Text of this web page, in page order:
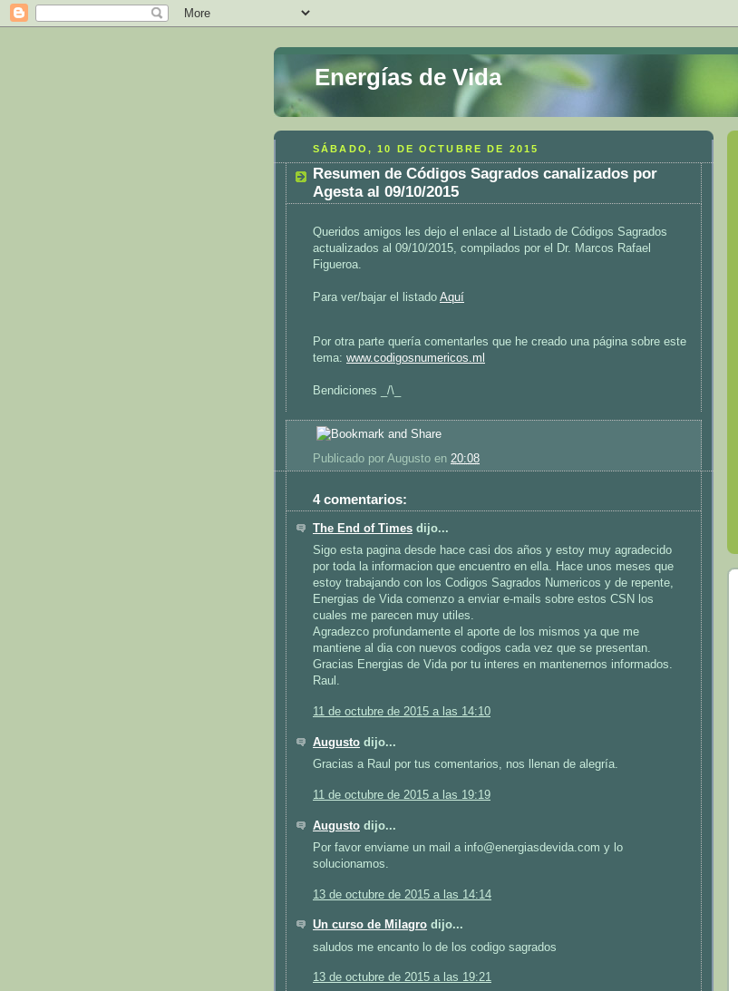
Energías de Vida
SÁBADO, 10 DE OCTUBRE DE 2015
Resumen de Códigos Sagrados canalizados por
Agesta al 09/10/2015
Queridos amigos les dejo el enlace al Listado de Códigos Sagrados
actualizados al 09/10/2015, compilados por el Dr. Marcos Rafael
Figueroa.
Para ver/bajar el listado Aquí
Por otra parte quería comentarles que he creado una página sobre este
tema: www.codigosnumericos.ml
Bendiciones _/\_
Publicado por Augusto en 20:08
4 comentarios:
The End of Times dijo...
Sigo esta pagina desde hace casi dos años y estoy muy agradecido
por toda la informacion que encuentro en ella. Hace unos meses que
estoy trabajando con los Codigos Sagrados Numericos y de repente,
Energias de Vida comenzo a enviar e-mails sobre estos CSN los
cuales me parecen muy utiles.
Agradezco profundamente el aporte de los mismos ya que me
mantiene al dia con nuevos codigos cada vez que se presentan.
Gracias Energias de Vida por tu interes en mantenernos informados.
Raul.
11 de octubre de 2015 a las 14:10
Augusto dijo...
Gracias a Raul por tus comentarios, nos llenan de alegría.
11 de octubre de 2015 a las 19:19
Augusto dijo...
Por favor enviame un mail a info@energiasdevida.com y lo
solucionamos.
13 de octubre de 2015 a las 14:14
Un curso de Milagro dijo...
saludos me encanto lo de los codigo sagrados
13 de octubre de 2015 a las 19:21